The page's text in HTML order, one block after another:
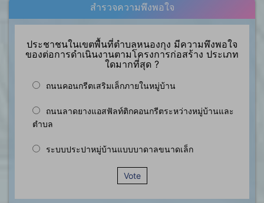
สำรวจความพึงพอใจ
ประชาชนในเขตพื้นที่ตำบลหนองกุง มีความพึงพอใจ
ของต่อการดำเนินงานตามโครงการก่อสร้าง ประเภท
ใดมากที่สุด ?
ถนนคอนกรีตเสริมเล็กภายในหมู่บ้าน
ถนนลาดยางแอสฟัลท์ติกคอนกรีตระหว่างหมู่บ้านและ
ตำบล
ระบบประปาหมู่บ้านแบบบาดาลขนาดเล็ก
Vote